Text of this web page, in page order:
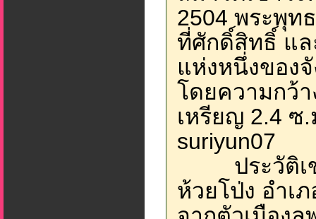
2504 พระพุท
ที่ศักดิ์สิทธิ์ แล
แห่งหนึ่งของ
โดยความกว้
เหรียญ 2.4 ซ
suriyun07
ประวัติเขา
ห้วยโป่ง อำเ